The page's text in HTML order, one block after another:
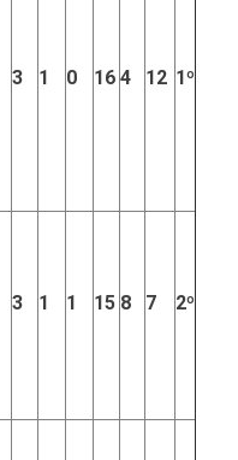
3 1 0 16 4 12 1º
3 1 1 15 8 7 2º